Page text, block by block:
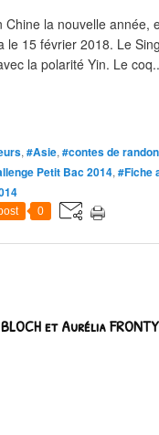
la nouvelle année,
15 février 2018. Le
la polarité Yin. Le
, #Asie, #contes de
Petit Bac 2014, #Fiche
0
et Aurélia